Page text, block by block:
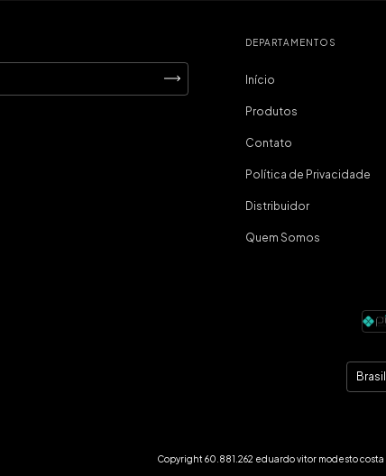
DEPARTAMENTOS
Início
Produtos
Contato
Política de Privacidade
Distribuidor
Quem Somos
Copyright 60.881.262 eduardo vitor modesto